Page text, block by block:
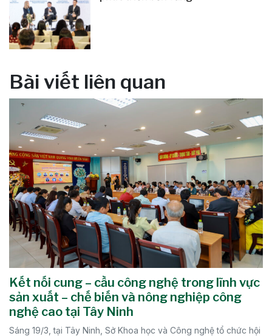
Bài viết liên quan
Kết nối cung – cầu công nghệ trong lĩnh vực
sản xuất – chế biến và nông nghiệp công
nghệ cao tại Tây Ninh
Sáng 19/3, tại Tây Ninh, Sở Khoa học và Công nghệ tổ chức hội